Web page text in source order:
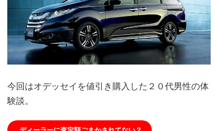
今回はオデッセイを値引き購入した２０代男性の体
験談。